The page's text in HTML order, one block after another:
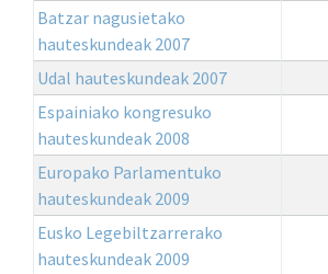
Batzar nagusietako
hauteskundeak 2007
Udal hauteskundeak 2007
Espainiako kongresuko
hauteskundeak 2008
Europako Parlamentuko
hauteskundeak 2009
Eusko Legebiltzarrerako
hauteskundeak 2009